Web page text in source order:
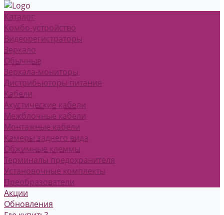
Каталог
Комбо-устройство
Видеорегистраторы
Зеркало
Обычные
Зеркала-мониторы
Дистрибьюторы питания
Кабели
Акустические кабели
Межблочные кабели
Монтажные кабели
Камеры заднего вида
Обжимные клеммы
Терминалы предохранителя
Установочные комплекты
Преобразователи
Акции
Обновления